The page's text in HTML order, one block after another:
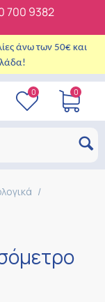
700 9382
άνω των 50€ και
0 0
/